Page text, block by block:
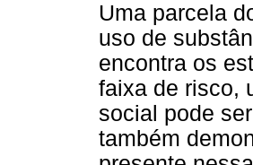
Uma parcela
uso de
encontra os
faixa de risco,
social pode
também